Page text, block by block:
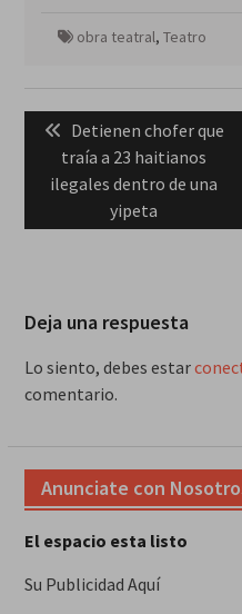
obra teatral, Teatro
de
entradas
Previous
post:
Detienen chofer que
traía a 23 haitianos
ilegales dentro de una
yipeta
Deja una respuesta
Lo siento, debes estar
comentario.
Anunciate con
El espacio esta listo
Su Publicidad Aquí